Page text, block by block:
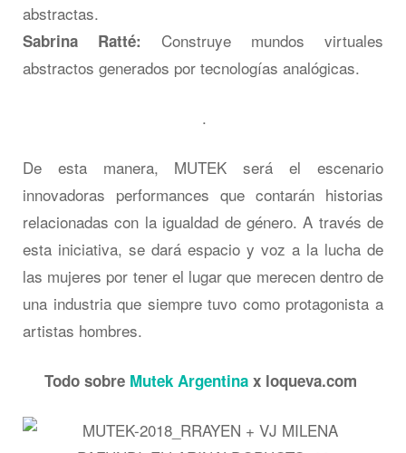
abstractas.
Sabrina Ratté:
Construye mundos virtuales
abstractos generados por tecnologías analógicas.
.
De esta manera, MUTEK será el escenario
innovadoras performances que contarán historias
relacionadas con la igualdad de género. A través de
esta iniciativa, se dará espacio y voz a la lucha de
las mujeres por tener el lugar que merecen dentro de
una industria que siempre tuvo como protagonista a
artistas hombres.
Todo sobre Mutek Argentina x loqueva.com